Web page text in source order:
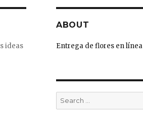
ideas
ABOUT
Entrega de flores en línea
Search
for: